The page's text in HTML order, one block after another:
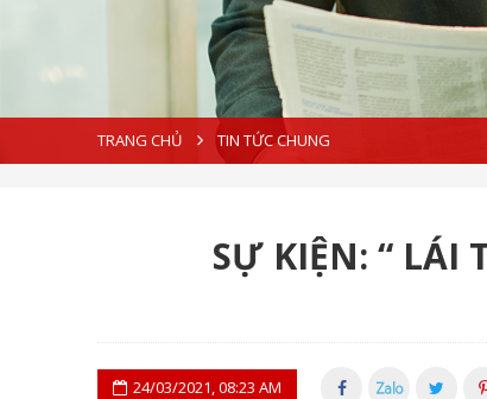
TRANG CHỦ TIN TỨC CHUNG
SỰ KIỆN: “ LÁI
24/03/2021, 08:23 AM